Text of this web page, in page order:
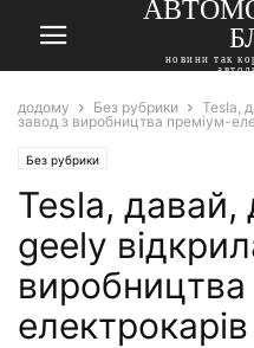
новини так
додому Без рубрики
Tesla,
завод з виробництва преміум-
Без рубрики
Tesla, давай,
geely